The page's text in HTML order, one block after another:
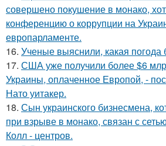
совершено покушение в монако,
конференцию о коррупции на
европарламенте.
16. Ученые выяснили, какая погода
17. США уже получили более $6
Украины, оплаченное Европой, -
Нато уитакер.
18. Сын украинского бизнесмена,
при взрыве в монако, связан с
Колл - центров.